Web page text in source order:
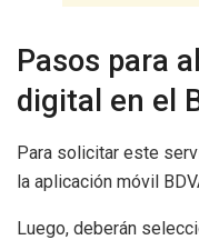
Pasos para
digital en el
Para solicitar este
la aplicación móvil
Luego, deberán